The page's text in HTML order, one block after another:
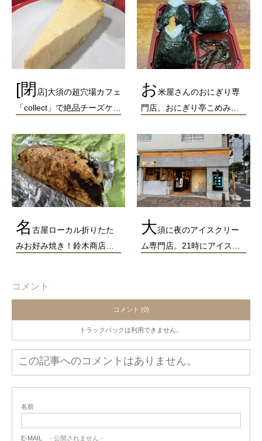
[閉 店]大須の超穴場カフェ
「collect」で絶品チーズケ…
お米屋さんのおにぎり専
門店。おにぎり亭こめみ…
名 古屋ローカル折りたた
みお好み焼き！鈴木商店…
大須に夜のアイスクリー
ム専門店。21時にアイス…
コメント
コメント (0)
トラックバックは利用できません。
この記事へのコメントはありません。
名前
E-MAIL - 公開されません -